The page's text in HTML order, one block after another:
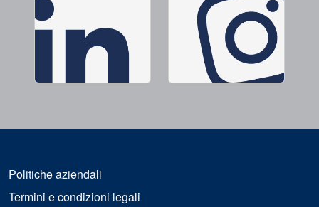
Politiche aziendali
Termini e condizioni legali